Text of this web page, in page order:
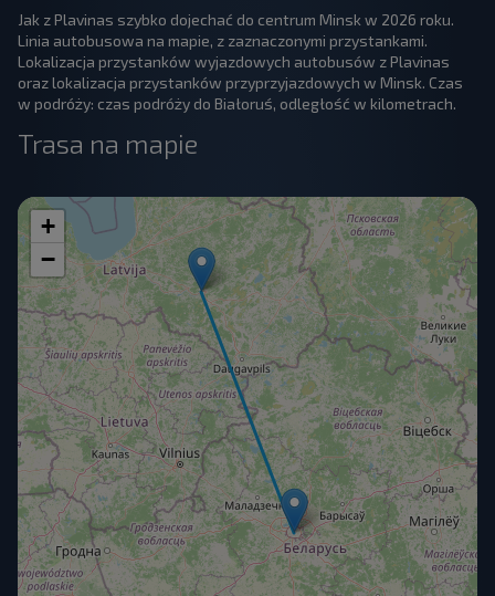
Jak z Plavinas szybko dojechać do centrum Minsk w 2026 roku.
Linia autobusowa na mapie, z zaznaczonymi przystankami.
Lokalizacja przystanków wyjazdowych autobusów z Plavinas
oraz lokalizacja przystanków przyprzyjazdowych w Minsk. Czas
w podróży: czas podróży do Białoruś, odległość w kilometrach.
Trasa na mapie
+
−